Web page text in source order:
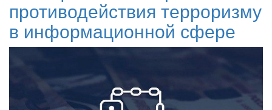
противодействия терроризму
в информационной сфере